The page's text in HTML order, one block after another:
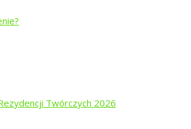
Twórczych 2026